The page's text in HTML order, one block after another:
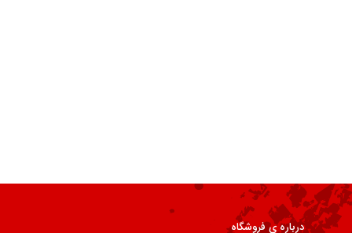
درباره ی فروشگاه